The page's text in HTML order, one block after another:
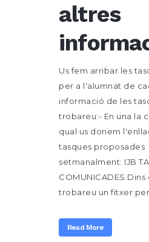
altres
Us fem arribar les
per a l'alumnat de
informació de les
trobareu:- En una la
qual us donem
tasques proposades
setmanalment: IJB
COMUNICADES
trobareu un fitxer
Read More